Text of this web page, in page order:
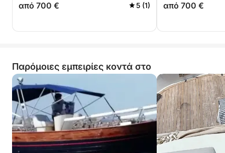
από 700 € 5 (1) από 700 €
Παρόμοιες εμπειρίες κοντά στο